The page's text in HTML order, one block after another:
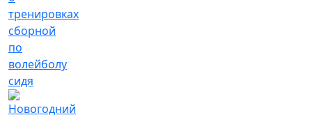
тренировках
сборной
по
волейболу
сидя